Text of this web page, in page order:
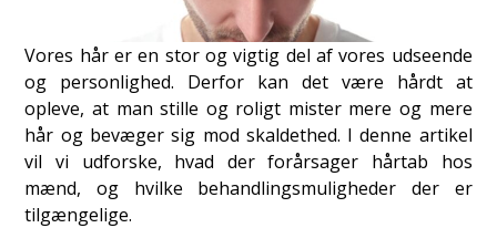
Vores hår er en stor og vigtig del af vores udseende
og personlighed. Derfor kan det være hårdt at
opleve, at man stille og roligt mister mere og mere
hår og bevæger sig mod skaldethed. I denne artikel
vil vi udforske, hvad der forårsager hårtab hos
mænd, og hvilke behandlingsmuligheder der er
tilgængelige.